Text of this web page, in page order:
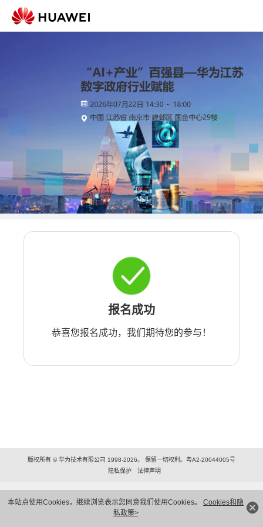
本站点使用Cookies，继续浏览表示您同意我们使用Cookies。 Cookies和隐
私政策>
报名成功
恭喜您报名成功，我们期待您的参与！
版权所有 © 华为技术有限公司 1998-2026。 保留一切权利。粤A2-20044005号
隐私保护
法律声明